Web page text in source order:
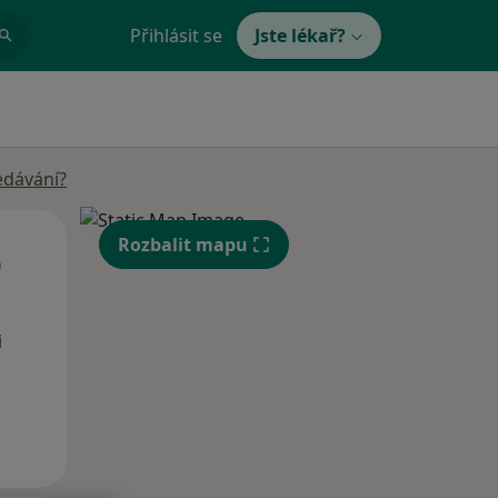
Přihlásit se Jste lékař?
Čt Pá
14 Srpen
Rozbalit mapu